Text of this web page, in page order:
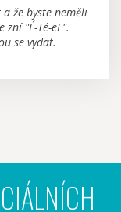
že byste neměli
"É-Té-eF".
se vydat.